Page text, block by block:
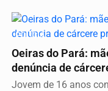
POLÍCIA
Oeiras do Pará:
denúncia de
Jovem de 16 anos